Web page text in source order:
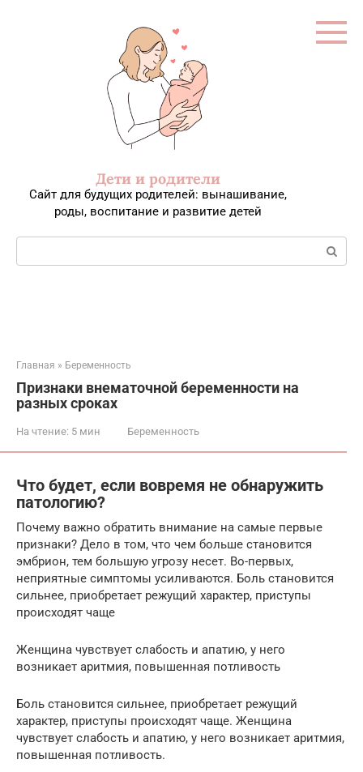
Дети и родители
Сайт для будущих родителей: вынашивание,
роды, воспитание и развитие детей
Поиск:
Главная » Беременность
Признаки внематочной беременности на
разных сроках
На чтение: 5 мин Беременность
Что будет, если вовремя не обнаружить
патологию?
Почему важно обратить внимание на самые первые
признаки? Дело в том, что чем больше становится
эмбрион, тем большую угрозу несет. Во-первых,
неприятные симптомы усиливаются. Боль становится
сильнее, приобретает режущий характер, приступы
происходят чаще
Женщина чувствует слабость и апатию, у него
возникает аритмия, повышенная потливость
Боль становится сильнее, приобретает режущий
характер, приступы происходят чаще. Женщина
чувствует слабость и апатию, у него возникает аритмия,
повышенная потливость.